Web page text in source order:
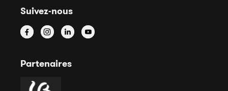
Suivez-nous
Partenaires